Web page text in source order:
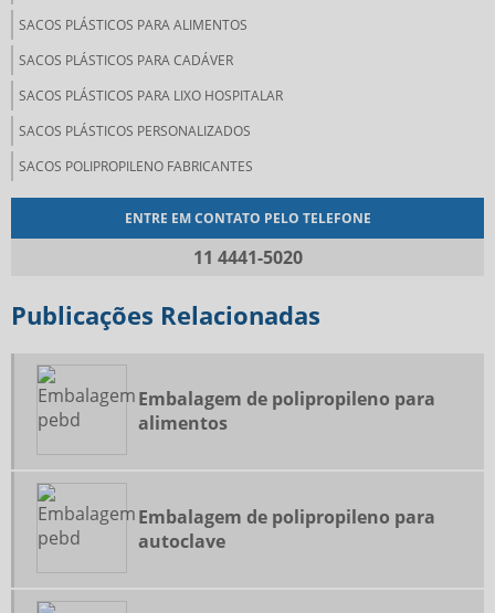
SACOS PLÁSTICOS PARA ALIMENTOS
SACOS PLÁSTICOS PARA CADÁVER
SACOS PLÁSTICOS PARA LIXO HOSPITALAR
SACOS PLÁSTICOS PERSONALIZADOS
SACOS POLIPROPILENO FABRICANTES
ENTRE EM CONTATO PELO TELEFONE
11 4441-5020
Publicações Relacionadas
Embalagem de polipropileno para
alimentos
Embalagem de polipropileno para
autoclave